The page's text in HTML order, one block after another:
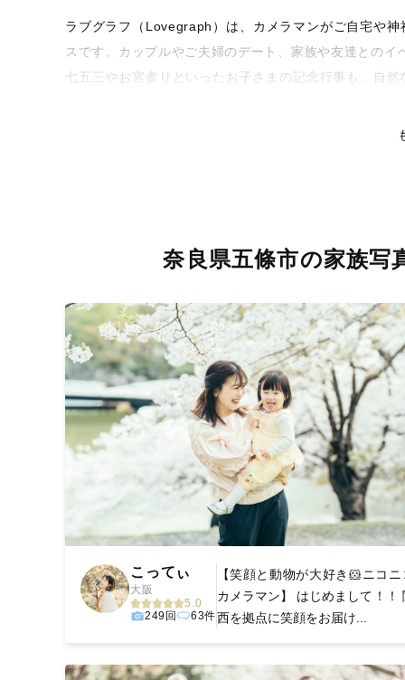
ラブグラフ（Lovegraph）は、カメラマンがご自宅や
スです。カップルやご夫婦のデート、家族や友達との
七五三やお宮参りといったお子さまの記念行事も、自
丁寧なレタッチで思い出を美しく仕上げます
りに。きっと「こんな写真を撮ってほしかった！」と
い。
奈良県五條市の家族写
こってぃ
大阪
5.0
249回
63件
【笑顔と動物が大好き🐹ニコニ
カメラマン】 はじめまして！！
西を拠点に笑顔をお届け...